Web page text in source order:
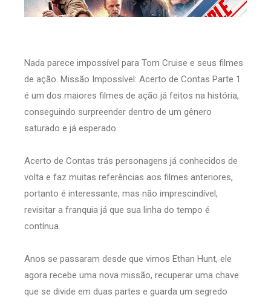
Nada parece impossível para Tom Cruise e seus filmes
de ação. Missão Impossível: Acerto de Contas Parte 1
é um dos maiores filmes de ação já feitos na história,
conseguindo surpreender dentro de um gênero
saturado e já esperado.
Acerto de Contas trás personagens já conhecidos de
volta e faz muitas referências aos filmes anteriores,
portanto é interessante, mas não imprescindível,
revisitar a franquia já que sua linha do tempo é
contínua.
Anos se passaram desde que vimos Ethan Hunt, ele
agora recebe uma nova missão, recuperar uma chave
que se divide em duas partes e guarda um segredo